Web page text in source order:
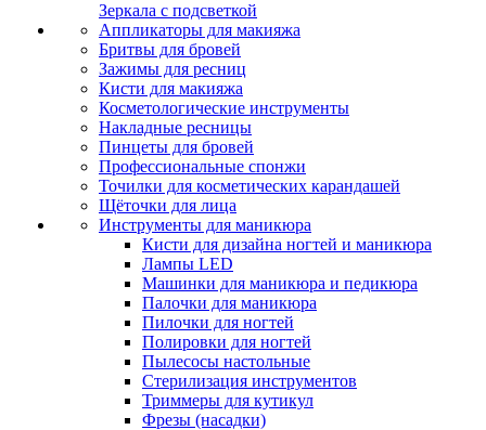
Зеркала с подсветкой
Аппликаторы для макияжа
Бритвы для бровей
Зажимы для ресниц
Кисти для макияжа
Косметологические инструменты
Накладные ресницы
Пинцеты для бровей
Профессиональные спонжи
Точилки для косметических карандашей
Щёточки для лица
Инструменты для маникюра
Кисти для дизайна ногтей и маникюра
Лампы LED
Машинки для маникюра и педикюра
Палочки для маникюра
Пилочки для ногтей
Полировки для ногтей
Пылесосы настольные
Стерилизация инструментов
Триммеры для кутикул
Фрезы (насадки)